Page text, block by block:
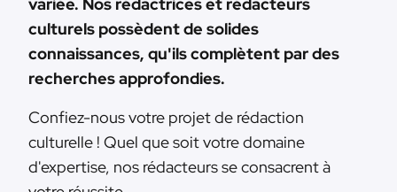
culturels possèdent de solides
connaissances, qu'ils complètent par des
recherches approfondies.
Confiez-nous votre projet de rédaction
culturelle ! Quel que soit votre domaine
d'expertise, nos rédacteurs se consacrent à